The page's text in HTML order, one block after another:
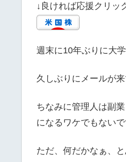
↓良ければ応援クリッ
週末に10年ぶりに大
久しぶりにメールが
ちなみに管理人は副
になるワケでもないで
ただ、何だかなぁ、